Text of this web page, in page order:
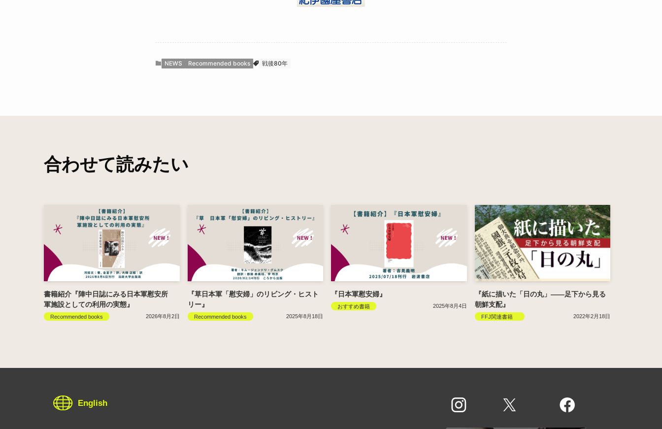
NEWS Recommended books 戦後80年
合わせて読みたい
書籍紹介『陣中日誌にみる日本軍慰安所
軍施設としての利用の実態』
Recommended books 2026年8月2日
『草日本軍「慰安婦」のリビング・ヒスト
リー』
Recommended books 2025年8月18日
『日本軍慰安婦』
おすすめ書籍 2025年8月4日
『紙に描いた「日の丸」――足下から見る
朝鮮支配』
FFJ関連書籍 2022年2月18日
English